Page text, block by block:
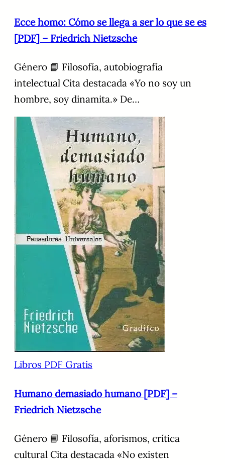
Ecce homo: Cómo se llega a ser lo que se es
[PDF] – Friedrich Nietzsche
Género 📘 Filosofía, autobiografía
intelectual Cita destacada «Yo no soy un
hombre, soy dinamita.» De…
Libros PDF Gratis
Humano demasiado humano [PDF] –
Friedrich Nietzsche
Género 📘 Filosofía, aforismos, crítica
cultural Cita destacada «No existen